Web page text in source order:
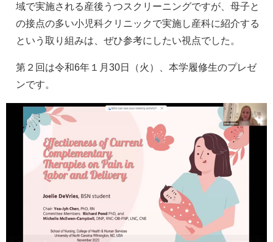
域で実施される産後うつスクリーニングですが、母子と
の接点の多い小児科クリニックで実施し産科に紹介する
という取り組みは、ぜひ参考にしたい視点でした。
第２回は令和6年１月30日（火）、本学履修生のプレゼ
ンです。